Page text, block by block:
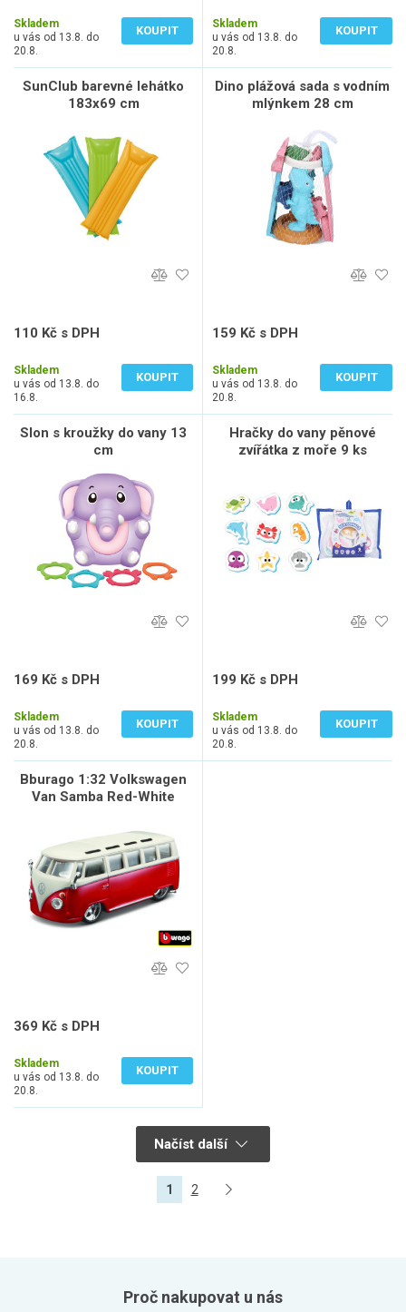
Skladem
u vás od 13.8. do
20.8.
KOUPIT
Skladem
u vás od 13.8. do
20.8.
KOUPIT
SunClub barevné lehátko
183x69 cm
110 Kč s DPH
Skladem
u vás od 13.8. do
16.8.
KOUPIT
Dino plážová sada s vodním
mlýnkem 28 cm
159 Kč s DPH
Skladem
u vás od 13.8. do
20.8.
KOUPIT
Slon s kroužky do vany 13
cm
169 Kč s DPH
Skladem
u vás od 13.8. do
20.8.
KOUPIT
Hračky do vany pěnové
zvířátka z moře 9 ks
199 Kč s DPH
Skladem
u vás od 13.8. do
20.8.
KOUPIT
Bburago 1:32 Volkswagen
Van Samba Red-White
369 Kč s DPH
Skladem
u vás od 13.8. do
20.8.
KOUPIT
Načíst další
1 2
Proč nakupovat u nás